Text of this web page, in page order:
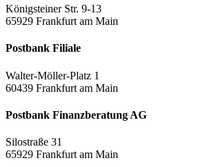
Königsteiner Str. 9-13
65929 Frankfurt am Main
Postbank Filiale
Walter-Möller-Platz 1
60439 Frankfurt am Main
Postbank Finanzberatung AG
Silostraße 31
65929 Frankfurt am Main